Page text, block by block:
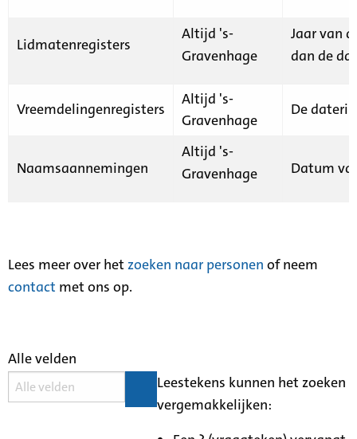
Lidmatenregisters
Altijd 's-
Gravenhage
Jaar van
dan de
Vreemdelingenregisters
Altijd 's-
Gravenhage
De
Naamsaannemingen
Altijd 's-
Gravenhage
Datum
Lees meer over het zoeken naar personen of neem
contact met ons op.
Alle velden
Leestekens kunnen het zoeken
vergemakkelijken: